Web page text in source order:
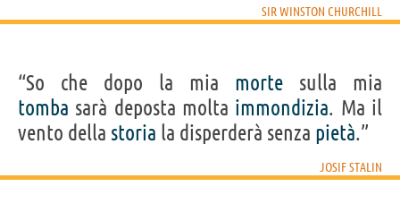
SIR WINSTON CHURCHILL
“So che dopo la mia morte sulla mia
tomba sarà deposta molta immondizia. Ma il
vento della storia la disperderà senza pietà.”
JOSIF STALIN